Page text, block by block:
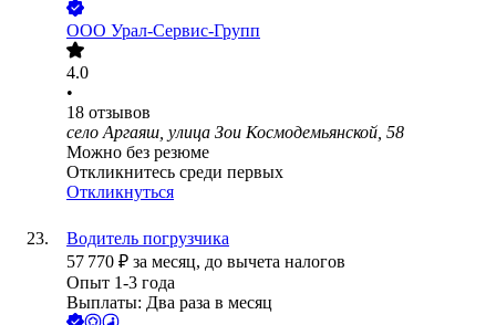
ООО Урал-Сервис-Групп
4.0
•
18 отзывов
село Аргаяш, улица Зои Космодемьянской, 58
Можно без резюме
Откликнитесь среди первых
Откликнуться
Водитель погрузчика
57 770 ₽ за месяц, до вычета налогов
Опыт 1-3 года
Выплаты: Два раза в месяц